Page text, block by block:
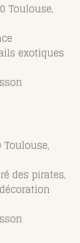
Toulouse,
exotiques
Toulouse,
des pirates,